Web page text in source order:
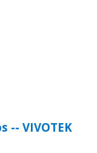
-- VIVOTEK